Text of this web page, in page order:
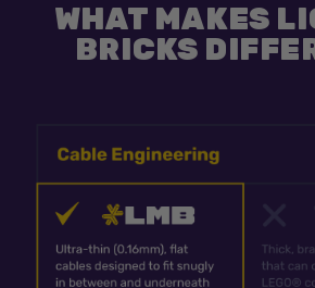
WHAT MAKES
BRICKS